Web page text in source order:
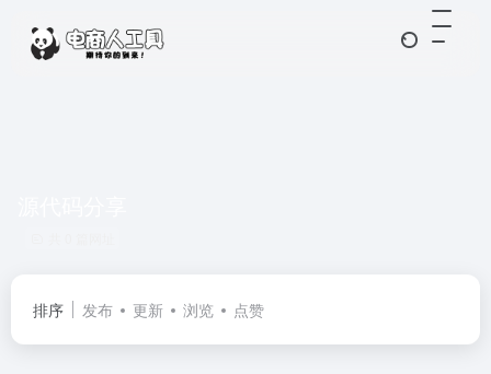
排序 发布 更新 浏览 点赞